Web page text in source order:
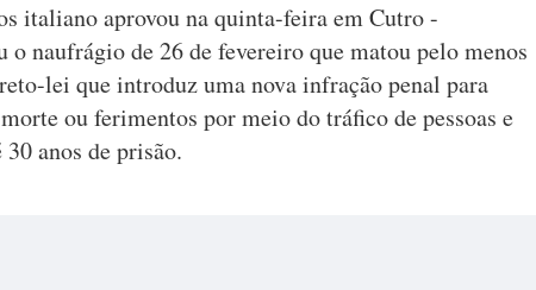
italiano aprovou na quinta-feira em Cutro -
o naufrágio de 26 de fevereiro que matou pelo menos
lei que introduz uma nova infração penal para
ou ferimentos por meio do tráfico de pessoas e
anos de prisão.